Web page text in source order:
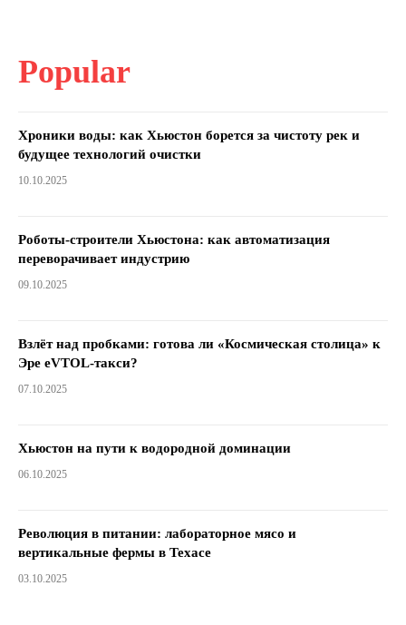
Popular
Хроники воды: как Хьюстон борется за чистоту рек и
будущее технологий очистки
10.10.2025
Роботы-строители Хьюстона: как автоматизация
переворачивает индустрию
09.10.2025
Взлёт над пробками: готова ли «Космическая столица» к
Эре eVTOL-такси?
07.10.2025
Хьюстон на пути к водородной доминации
06.10.2025
Революция в питании: лабораторное мясо и
вертикальные фермы в Техасе
03.10.2025